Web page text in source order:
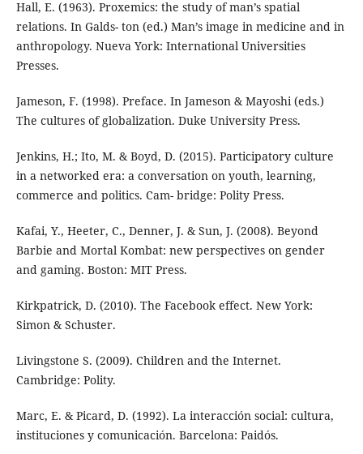
Hall, E. (1963). Proxemics: the study of man’s spatial
relations. In Galds- ton (ed.) Man’s image in medicine and in
anthropology. Nueva York: International Universities
Presses.
Jameson, F. (1998). Preface. In Jameson & Mayoshi (eds.)
The cultures of globalization. Duke University Press.
Jenkins, H.; Ito, M. & Boyd, D. (2015). Participatory culture
in a networked era: a conversation on youth, learning,
commerce and politics. Cam- bridge: Polity Press.
Kafai, Y., Heeter, C., Denner, J. & Sun, J. (2008). Beyond
Barbie and Mortal Kombat: new perspectives on gender
and gaming. Boston: MIT Press.
Kirkpatrick, D. (2010). The Facebook effect. New York:
Simon & Schuster.
Livingstone S. (2009). Children and the Internet.
Cambridge: Polity.
Marc, E. & Picard, D. (1992). La interacción social: cultura,
instituciones y comunicación. Barcelona: Paidós.